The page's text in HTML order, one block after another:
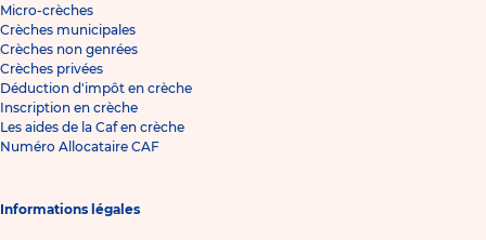
Micro-crèches
Crèches municipales
Crèches non genrées
Crèches privées
Déduction d'impôt en crèche
Inscription en crèche
Les aides de la Caf en crèche
Numéro Allocataire CAF
Informations légales